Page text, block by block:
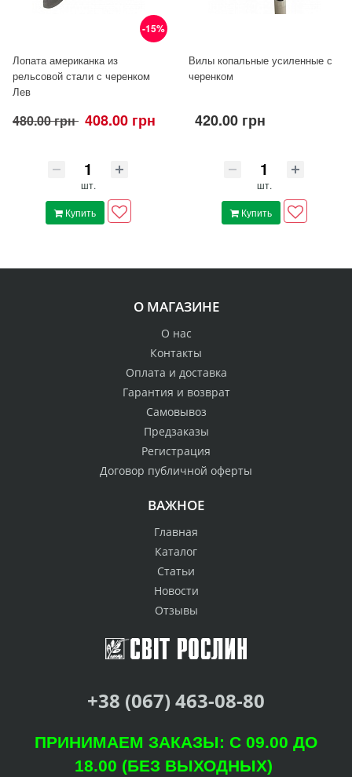
-15%
Лопата американка из
рельсовой стали с черенком
Лев
480.00 грн 408.00 грн
шт.
Купить
Вилы копальные усиленные с
черенком
420.00 грн
шт.
Купить
О МАГАЗИНЕ
О нас
Контакты
Оплата и доставка
Гарантия и возврат
Самовывоз
Предзаказы
Регистрация
Договор публичной оферты
ВАЖНОЕ
Главная
Каталог
Статьи
Новости
Отзывы
+38 (067) 463-08-80
ПРИНИМАЕМ ЗАКАЗЫ: С 09.00 ДО
18.00 (БЕЗ ВЫХОДНЫХ)